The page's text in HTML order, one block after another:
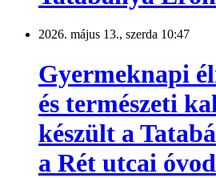
2026. május 13., szerda 10:47
Gyermeknapi
és természeti
készült a
a Rét utcai